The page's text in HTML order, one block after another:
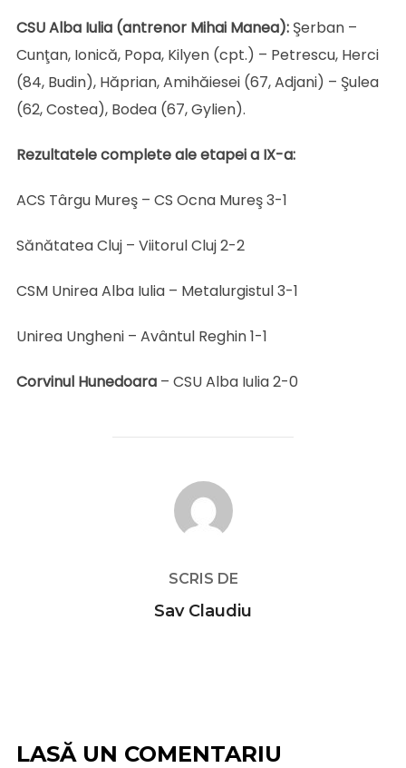
CSU Alba Iulia (antrenor Mihai Manea):Şerban –
Cunţan, Ionică, Popa, Kilyen (cpt.) – Petrescu, Herci
(84, Budin), Hăprian, Amihăiesei (67, Adjani) – Şulea
(62, Costea), Bodea (67, Gylien).
Rezultatele complete ale etapei a IX-a:
ACS Târgu Mureş – CS Ocna Mureş 3-1
Sănătatea Cluj – Viitorul Cluj 2-2
CSM Unirea Alba Iulia – Metalurgistul 3-1
Unirea Ungheni – Avântul Reghin 1-1
Corvinul Hunedoara– CSU Alba Iulia 2-0
AUTOR ARTICOL
SCRIS DE
Sav Claudiu
LASĂ UN COMENTARIU